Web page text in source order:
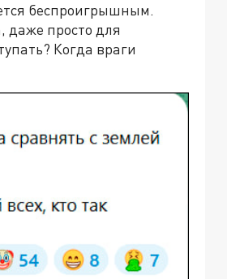
беспроигрышным.
даже просто для
Когда враги